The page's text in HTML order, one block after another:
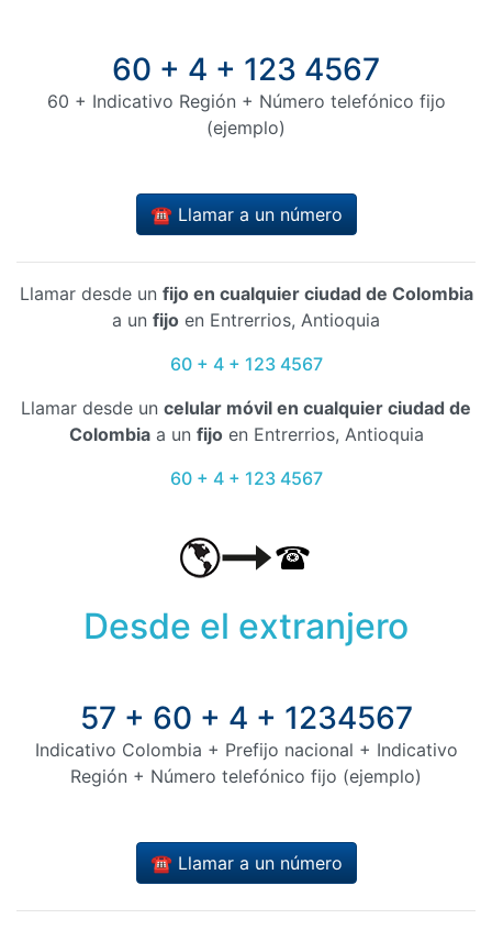
60 + 4 + 123 4567
60 + Indicativo Región + Número telefónico fijo
(ejemplo)
☎️ Llamar a un número
Llamar desde un fijo en cualquier ciudad de Colombia
a un fijo en Entrerrios, Antioquia
60 + 4 + 123 4567
Llamar desde un celular móvil en cualquier ciudad de
Colombiaa un fijoen Entrerrios, Antioquia
60 + 4 + 123 4567
Desde el extranjero
57 + 60 + 4 + 1234567
Indicativo Colombia + Prefijo nacional + Indicativo
Región + Número telefónico fijo (ejemplo)
☎️ Llamar a un número